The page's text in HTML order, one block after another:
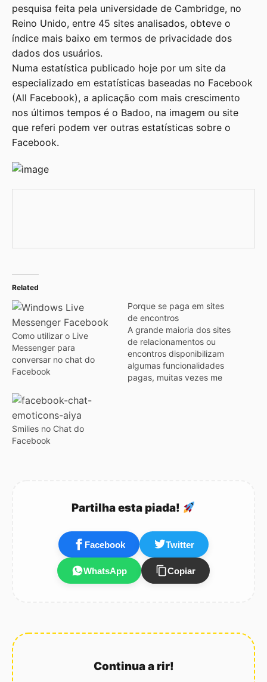
pesquisa feita pela universidade de Cambridge, no
Reino Unido, entre 45 sites analisados, obteve o
índice mais baixo em termos de privacidade dos
dados dos usuários.
Numa estatística publicado hoje por um site da
especializado em estatísticas baseadas no Facebook
(All Facebook), a aplicação com mais crescimento
nos últimos tempos é o Badoo, na imagem ou site
que referi podem ver outras estatísticas sobre o
Facebook.
Related
Como utilizar o Live
Messenger para
conversar no chat do
Facebook
Porque se paga em sites
de encontros
A grande maioria dos sites
de relacionamentos ou
encontros disponibilizam
algumas funcionalidades
pagas, muitas vezes me
Smilies no Chat do
Facebook
Partilha esta piada!
Facebook Twitter
WhatsApp Copiar
Continua a rir!